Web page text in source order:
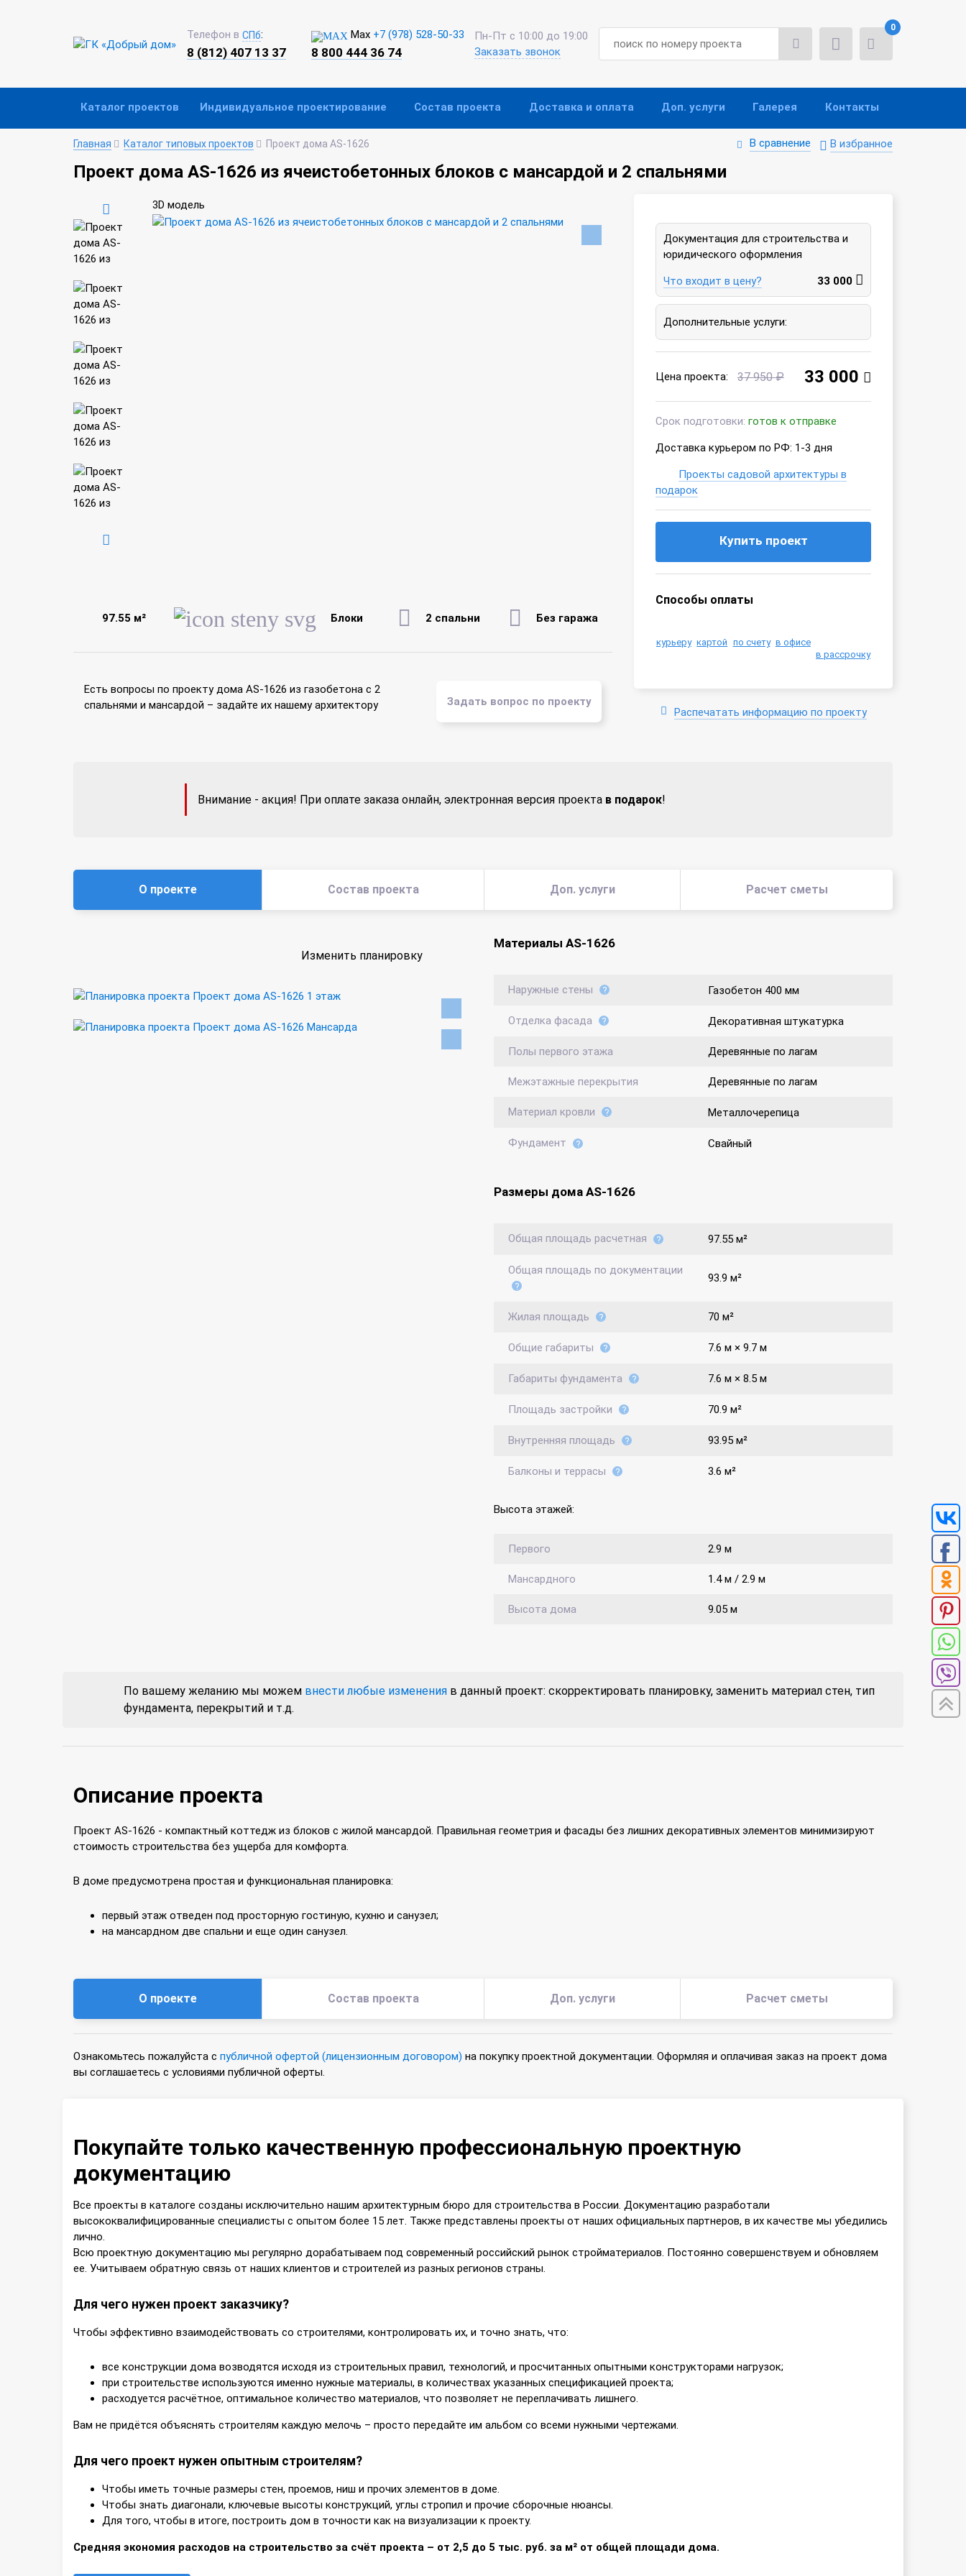
Телефон в СПб:
8 (812) 407 13 37
Max +7 (978) 528-50-33
8 800 444 36 74
Пн-Пт с 10:00 до 19:00
Заказать звонок
0
Каталог проектов Индивидуальное проектирование Состав проекта Доставка и оплата Доп. услуги Галерея Контакты
Главная Каталог типовых проектов Проект дома AS-1626 В сравнение В избранное
Проект дома AS-1626 из ячеистобетонных блоков с мансардой и 2 спальнями
3D модель
97.55 м² Блоки 2 спальни Без гаража
Есть вопросы по проекту дома AS-1626 из газобетона с 2
спальнями и мансардой – задайте их нашему архитектору
Задать вопрос по проекту
Документация для строительства и
юридического оформления
Что входит в цену? 33 000
Дополнительные услуги:
Цена проекта: 37 950 ₽ 33 000
Срок подготовки: готов к отправке
Доставка курьером по РФ: 1-3 дня
Проекты садовой архитектуры в
подарок
Купить проект
Способы оплаты
курьеру картой по счету в офисе
в рассрочку
Распечатать информацию по проекту
Внимание - акция! При оплате заказа онлайн, электронная версия проекта в подарок!
О проекте Состав проекта Доп. услуги Расчет сметы
Изменить планировку
Материалы AS-1626
Наружные стены Газобетон 400 мм
Отделка фасада Декоративная штукатурка
Полы первого этажа Деревянные по лагам
Межэтажные перекрытия Деревянные по лагам
Материал кровли Металлочерепица
Фундамент Свайный
Размеры дома AS-1626
Общая площадь расчетная 97.55 м²
Общая площадь по документации
93.9 м²
Жилая площадь 70 м²
Общие габариты 7.6 м × 9.7 м
Габариты фундамента 7.6 м × 8.5 м
Площадь застройки 70.9 м²
Внутренняя площадь 93.95 м²
Балконы и террасы 3.6 м²
Высота этажей:
Первого 2.9 м
Мансардного 1.4 м / 2.9 м
Высота дома 9.05 м
По вашему желанию мы можем внести любые изменения в данный проект: скорректировать планировку, заменить материал стен, тип
фундамента, перекрытий и т.д.
Описание проекта
Проект AS-1626 - компактный коттедж из блоков с жилой мансардой. Правильная геометрия и фасады без лишних декоративных элементов минимизируют
стоимость строительства без ущерба для комфорта.
В доме предусмотрена простая и функциональная планировка:
первый этаж отведен под просторную гостиную, кухню и санузел;
на мансардном две спальни и еще один санузел.
О проекте Состав проекта Доп. услуги Расчет сметы
Ознакомьтесь пожалуйста с публичной офертой (лицензионным договором) на покупку проектной документации. Оформляя и оплачивая заказ на проект дома
вы соглашаетесь с условиями публичной оферты.
Покупайте только качественную профессиональную проектную
документацию
Все проекты в каталоге созданы исключительно нашим архитектурным бюро для строительства в России. Документацию разработали
высококвалифицированные специалисты с опытом более 15 лет. Также представлены проекты от наших официальных партнеров, в их качестве мы убедились
лично.
Всю проектную документацию мы регулярно дорабатываем под современный российский рынок стройматериалов. Постоянно совершенствуем и обновляем
ее. Учитываем обратную связь от наших клиентов и строителей из разных регионов страны.
Для чего нужен проект заказчику?
Чтобы эффективно взаимодействовать со строителями, контролировать их, и точно знать, что:
все конструкции дома возводятся исходя из строительных правил, технологий, и просчитанных опытными конструкторами нагрузок;
при строительстве используются именно нужные материалы, в количествах указанных спецификацией проекта;
расходуется расчётное, оптимальное количество материалов, что позволяет не переплачивать лишнего.
Вам не придётся объяснять строителям каждую мелочь – просто передайте им альбом со всеми нужными чертежами.
Для чего проект нужен опытным строителям?
Чтобы иметь точные размеры стен, проемов, ниш и прочих элементов в доме.
Чтобы знать диагонали, ключевые высоты конструкций, углы стропил и прочие сборочные нюансы.
Для того, чтобы в итоге, построить дом в точности как на визуализации к проекту.
Средняя экономия расходов на строительство за счёт проекта – от 2,5 до 5 тыс. руб. за м² от общей площади дома.